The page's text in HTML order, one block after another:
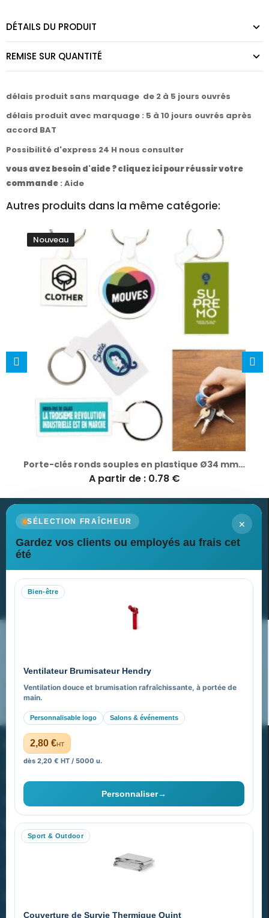
DÉTAILS DU PRODUIT
REMISE SUR QUANTITÉ
délais produit sans marquage de 2 à 5 jours ouvrés
délais produit avec marquage : 5 à 10 jours ouvrés après
accord BAT
Possibilité d'express 24 H nous consulter
vous avez besoin d'aide ? cliquez ici pour réussir votre
commande : Aide
Autres produits dans la même catégorie:
Nouveau
Porte-clés ronds souples en plastique Ø34 mm avec anneau de 25 mm - Personnalisé pas cher
A partir de : 0.78 €
×
SÉLECTION FRAÎCHEUR
Gardez vos clients ou employés au frais cet
été
Bien-être
Ventilateur Brumisateur Hendry
Ventilation douce et brumisation rafraîchissante, à portée de
main.
Personnalisable logo Salons & événements
2,80 €HT
dès 2,20 € HT / 5000 u.
Personnaliser→
Sport & Outdoor
Couverture de Survie Thermique Quint
Newsletter
Recevez nos dernières nouvelles et nos offres spéciales
Nos expertises & accompagnement global
FAQ sur Promenoch Goodies Pub France
Pourquoi ça a marché à 100% pour moi ?
PROMENOCH GOODIES
40 rue Madeleine Michelis
92 200 Neuilly